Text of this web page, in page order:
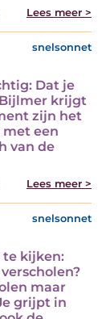
Lees meer >
snelsonnet
Dat je
krijgt
zijn het
een
van de
Lees meer >
snelsonnet
te kijken:
maar
grijpt in